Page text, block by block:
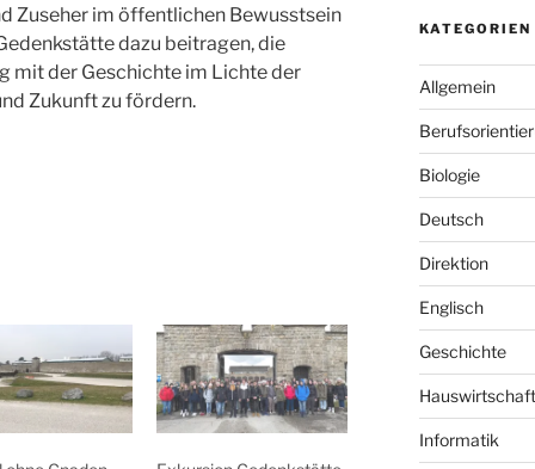
Zuseher im öffentlichen Bewusstsein
dazu beitragen, die
mit der Geschichte im Lichte der
Zukunft zu fördern.
KATEGORIEN
Allgemein
Biologie
Deutsch
Direktion
Englisch
Geschichte
Hauswirtschaft
Informatik